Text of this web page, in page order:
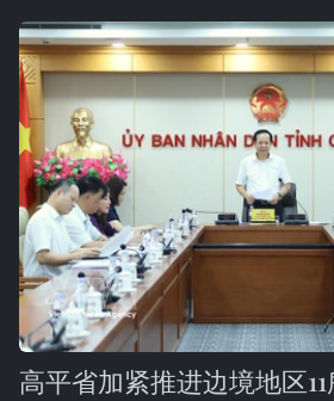
高平省加紧推进边境地区